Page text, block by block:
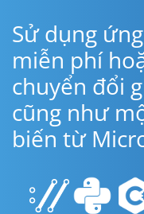
Sử dụng
miễn phí
chuyển đổi
cũng như
biến từ